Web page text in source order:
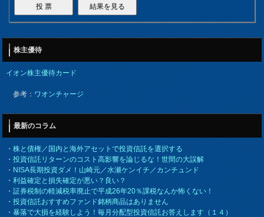
株主優待
イオン株主優待カード
参考：ワオンチャージ
最新のコラム
・株と債権／国内と海外アセットで投資信託を選択する
・投資信託リターンのコスト高影響を論じるな！世間の大誤解
・NISA長期投資ダメ！山崎元／水瀬ケンイチ／カンチュンド
・利益確定と損失確定が悪い？良い？
・証券税制の軽減税率廃止で平成26年20％課税なんか怖くない！
・投資信託おすすめファンド銘柄商品はありません
・暴落で大損を経験しよう！毎月分配型投資信託お答えします（１４）